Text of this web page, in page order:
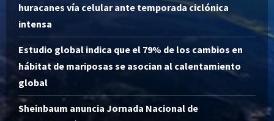
huracanes vía celular ante temporada ciclónica
intensa
Estudio global indica que el 79% de los cambios en
hábitat de mariposas se asocian al calentamiento
global
Sheinbaum anuncia Jornada Nacional de